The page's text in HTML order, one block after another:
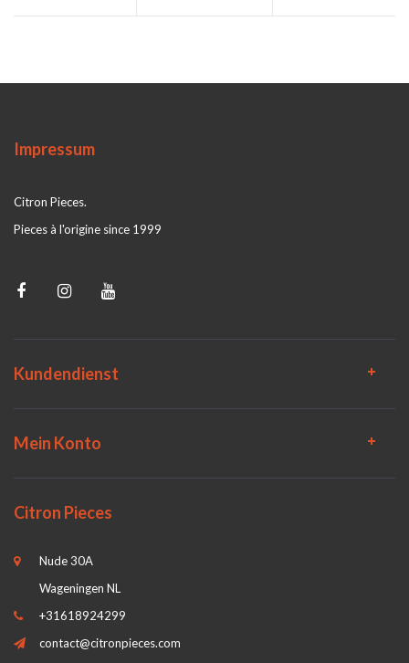
Impressum
Citron Pieces.
Pieces à l'origine since 1999
Kundendienst
Mein Konto
Citron Pieces
Nude 30A
Wageningen NL
+31618924299
contact@citronpieces.com